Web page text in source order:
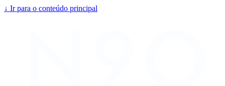
↓ Ir para o conteúdo principal